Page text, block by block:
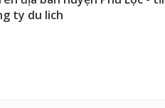
ty du lich